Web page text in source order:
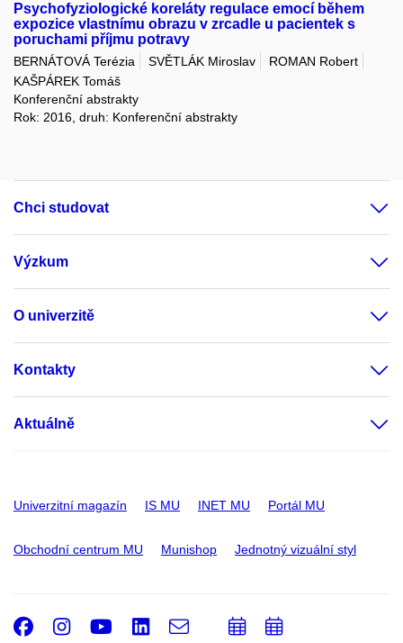
Psychofyziologické koreláty regulace emocí během
expozice vlastnímu obrazu v zrcadle u pacientek s
poruchami příjmu potravy
BERNÁTOVÁ Terézia SVĚTLÁK Miroslav
ROMAN Robert
KAŠPÁREK Tomáš
Konferenční abstrakty
Rok: 2016, druh: Konferenční abstrakty
Chci studovat
Výzkum
O univerzitě
Kontakty
Aktuálně
Univerzitní magazín IS MU INET MU Portál MU
Obchodní centrum MU Munishop Jednotný vizuální styl
Facebook
Instagram
Youtube
LinkedIn
e-
PřidatPřidat